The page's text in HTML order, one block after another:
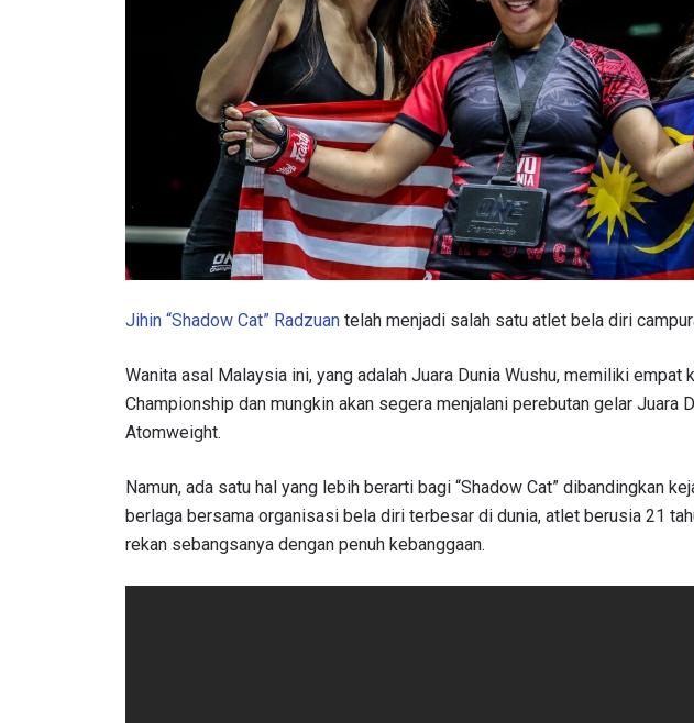
Jihin “Shadow Cat” Radzuan telah menjadi salah satu atlet bela diri
Wanita asal Malaysia ini, yang adalah Juara Dunia Wushu, memiliki empat
Championship dan mungkin akan segera menjalani perebutan gelar Juara
Atomweight.
Namun, ada satu hal yang lebih berarti bagi “Shadow Cat” dibandingkan
berlaga bersama organisasi bela diri terbesar di dunia, atlet berusia 21
rekan sebangsanya dengan penuh kebanggaan.